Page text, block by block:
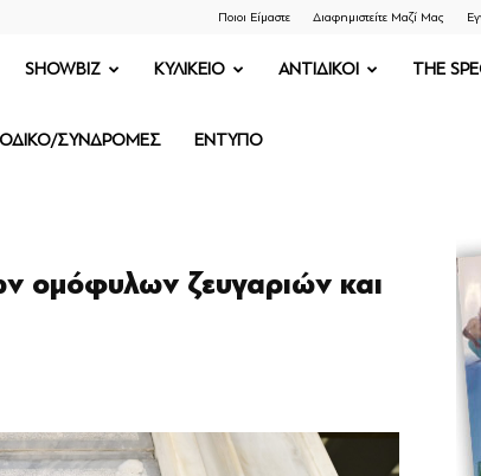
Ποιοι Είμαστε Διαφημιστείτε Μαζί Μας
SHOWBIZ ΚΥΛΙΚΕΙΟ ΑΝΤΙΔΙΚΟΙ THE
ΣΥΝΔΡΟΜΕΣ ΕΝΤΥΠΟ
ομόφυλων ζευγαριών και